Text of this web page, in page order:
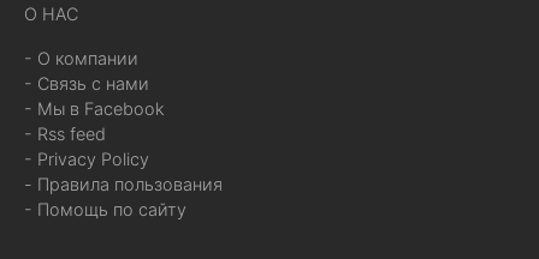
О НАС
- О компании
- Связь с нами
- Мы в Facebook
- Rss feed
- Privacy Policy
- Правила пользования
- Помощь по сайту